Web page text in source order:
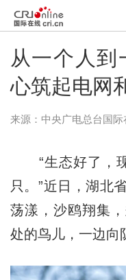
从一个人到
心筑起电网
来源：中央广电总台国际
“生态好了，现
只。”近日，湖北
荡漾，沙鸥翔集
处的鸟儿，一边向